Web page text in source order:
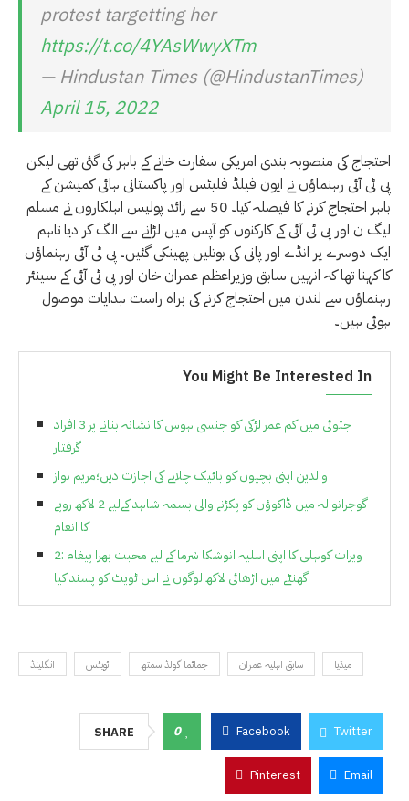
protest targetting her
https://t.co/4YAsWwyXTm
— Hindustan Times (@HindustanTimes)
April 15, 2022
احتجاج کی منصوبہ بندی امریکی سفارت خانے کے باہر کی گئی تھی لیکن
پی ٹی آئی رہنماؤں نے ایون فیلڈ فلیٹس اور پاکستانی ہائی کمیشن کے
باہر احتجاج کرنے کا فیصلہ کیا۔ 50 سے زائد پولیس اہلکاروں نے مسلم
لیگ ن اور پی ٹی آئی کے کارکنوں کو آپس میں لڑانے سے الگ کر دیا تاہم
ایک دوسرے پر انڈے اور پانی کی بوتلیں پھینکی گئیں۔ پی ٹی آئی رہنماؤں
کا کہنا تھا کہ انہیں سابق وزیراعظم عمران خان اور پی ٹی آئی کے سینئر
رہنماؤں سے لندن میں احتجاج کرنے کی براہ راست ہدایات موصول
ہوئی ہیں۔
You Might Be Interested In
جتوئی میں کم عمر لڑکی کو جنسی ہوس کا نشانہ بنانے پر 3 افراد
گرفتار
والدین اپنی بچیوں کو بائیک چلانے کی اجازت دیں؛مریم نواز
گوجرانوالہ میں ڈاکوؤں کو پکڑنے والی بسمہ شاہد کےلیے 2 لاکھ روپے
کا انعام
ویرات کوہلی کا اپنی اہلیہ انوشکا شرما کے لیے محبت بھرا پیغام :2
گھنٹے میں اڑھائی لاکھ لوگوں نے اس ٹویٹ کو پسند کیا
انگلینڈ ٹویٹس جمائما گولڈ سمتھ سابق اہلیہ عمران میڈیا
SHARE 0 Facebook Twitter
Pinterest Email